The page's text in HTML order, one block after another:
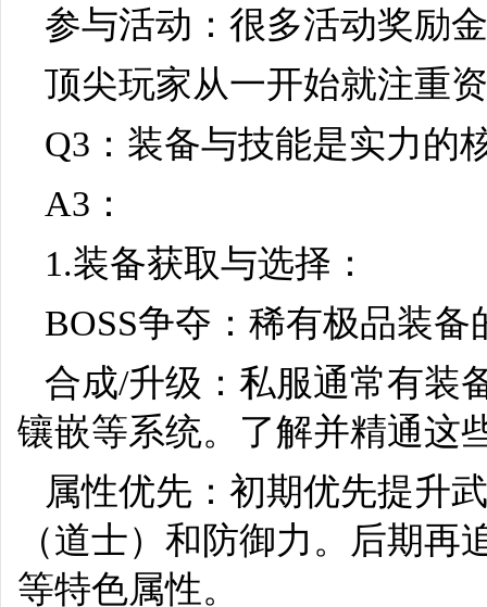
参与活动：很多活动奖励
顶尖玩家从一开始就注重
Q3：装备与技能是实力的
A3：
1.装备获取与选择：
BOSS争夺：稀有极品装
合成/升级：私服通常有装
镶嵌等系统。了解并精通这
属性优先：初期优先提升
（道士）和防御力。后期
等特色属性。